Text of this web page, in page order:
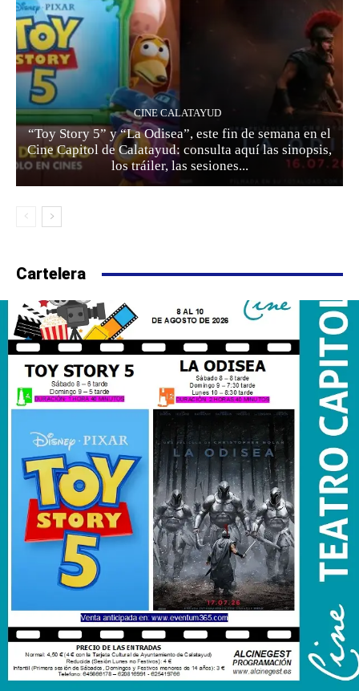
CINE CALATAYUD
“Toy Story 5” y “La Odisea”, este fin de semana en el
Cine Capitol de Calatayud: consulta aquí las sinopsis,
los tráiler, las sesiones...
Cartelera